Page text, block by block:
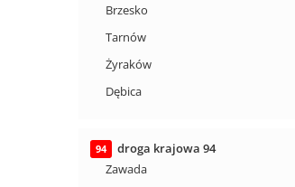
Brzesko
Tarnów
Żyraków
Dębica
94
droga krajowa 94
Zawada